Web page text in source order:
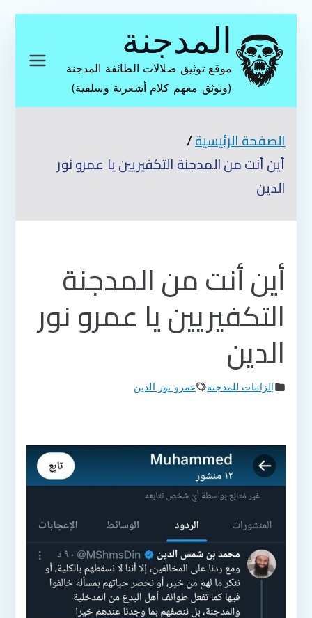
المحتوى
المدجنة
موقع توثيق ضلالات الطائفة المدجنة
(ونوثق معهم كلام أشعرية وسلفية)
الصفحة الرئيسية
أين أنت من المدجنة التكفيريين يا عمرو نور
الدين
أين أنت من المدجنة
التكفيريين يا عمرو نور
الدين
إلزامات للمدجنة عمرو نور الدين